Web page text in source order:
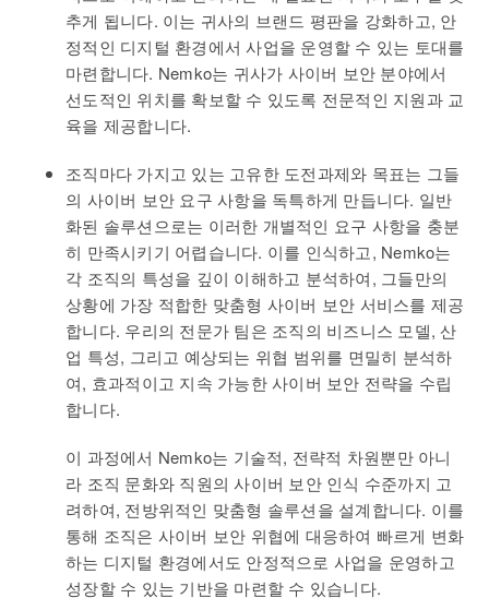
추게 됩니다. 이는 귀사의 브랜드 평판을 강화하고, 안
정적인 디지털 환경에서 사업을 운영할 수 있는 토대를
마련합니다. Nemko는 귀사가 사이버 보안 분야에서
선도적인 위치를 확보할 수 있도록 전문적인 지원과 교
육을 제공합니다.
조직마다 가지고 있는 고유한 도전과제와 목표는 그들
의 사이버 보안 요구 사항을 독특하게 만듭니다. 일반
화된 솔루션으로는 이러한 개별적인 요구 사항을 충분
히 만족시키기 어렵습니다. 이를 인식하고, Nemko는
각 조직의 특성을 깊이 이해하고 분석하여, 그들만의
상황에 가장 적합한 맞춤형 사이버 보안 서비스를 제공
합니다. 우리의 전문가 팀은 조직의 비즈니스 모델, 산
업 특성, 그리고 예상되는 위협 범위를 면밀히 분석하
여, 효과적이고 지속 가능한 사이버 보안 전략을 수립
합니다.
이 과정에서 Nemko는 기술적, 전략적 차원뿐만 아니
라 조직 문화와 직원의 사이버 보안 인식 수준까지 고
려하여, 전방위적인 맞춤형 솔루션을 설계합니다. 이를
통해 조직은 사이버 보안 위협에 대응하여 빠르게 변화
하는 디지털 환경에서도 안정적으로 사업을 운영하고
성장할 수 있는 기반을 마련할 수 있습니다.